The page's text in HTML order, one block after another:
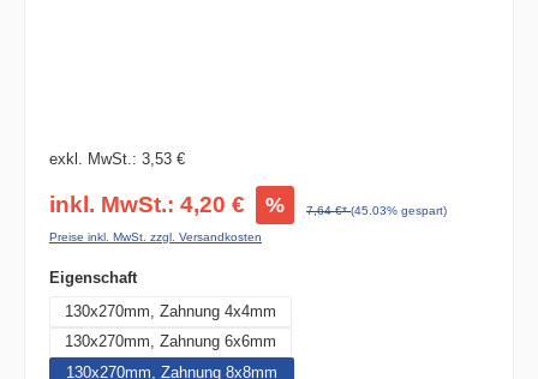
exkl. MwSt.: 3,53 €
inkl. MwSt.: 4,20 € % 7,64 €*(45.03% gespart)
Preise inkl. MwSt. zzgl. Versandkosten
Eigenschaftauswählen
130x270mm, Zahnung 4x4mm
130x270mm, Zahnung 6x6mm
130x270mm, Zahnung 8x8mm